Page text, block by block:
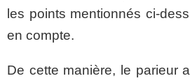
les points mentionnés ci-
en compte.
De cette manière, le parieur